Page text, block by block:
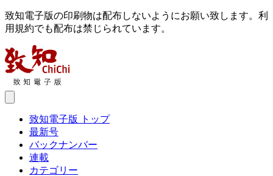
致知電子版の印刷物は配布しないようにお願い致します。利
用規約でも配布は禁じられています。
致知電子版 トップ
最新号
バックナンバー
連載
カテゴリー